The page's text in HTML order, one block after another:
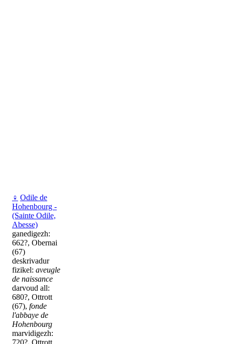
♀ Odile de
Hohenbourg -
(Sainte Odile,
Abesse)
ganedigezh:
662?, Obernai
(67)
deskrivadur
fizikel: aveugle
de naissance
darvoud all:
680?, Ottrott
(67), fonde
l'abbaye de
Hohenbourg
marvidigezh:
720?, Ottrott